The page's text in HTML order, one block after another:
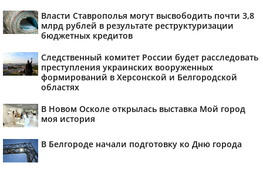
Власти Ставрополья могут высвободить почти 3,8
млрд рублей в результате реструктуризации
бюджетных кредитов
Следственный комитет России будет расследовать
преступления украинских вооруженных
формирований в Херсонской и Белгородской
областях
В Новом Осколе открылась выставка Мой город
моя история
В Белгороде начали подготовку ко Дню города